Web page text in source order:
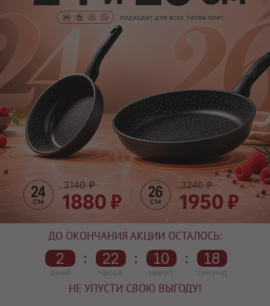
ДО ОКОНЧАНИЯ АКЦИИ ОСТАЛОСЬ:
2 : 22 : 10 : 17
НЕ УПУСТИ СВОЮ ВЫГОДУ!